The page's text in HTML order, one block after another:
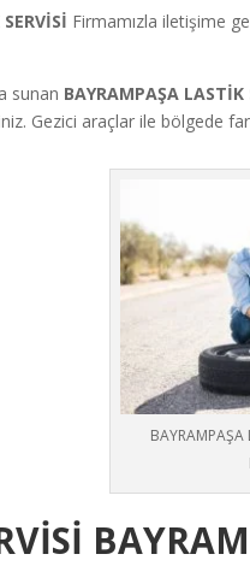
Firmamızla iletişime
sunan BAYRAMPAŞA LASTİK
Gezici araçlar ile bölgede
BAYRAMPAŞA